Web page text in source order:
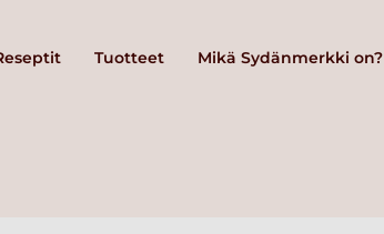
Tuotteet Mikä Sydänmerkki on?